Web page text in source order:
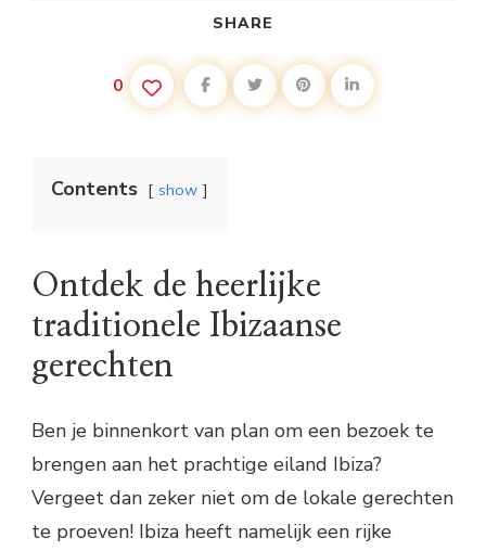
SHARE
0
Contents show
Ontdek de heerlijke
traditionele Ibizaanse
gerechten
Ben je binnenkort van plan om een bezoek te
brengen aan het prachtige eiland Ibiza?
Vergeet dan zeker niet om de lokale gerechten
te proeven! Ibiza heeft namelijk een rijke